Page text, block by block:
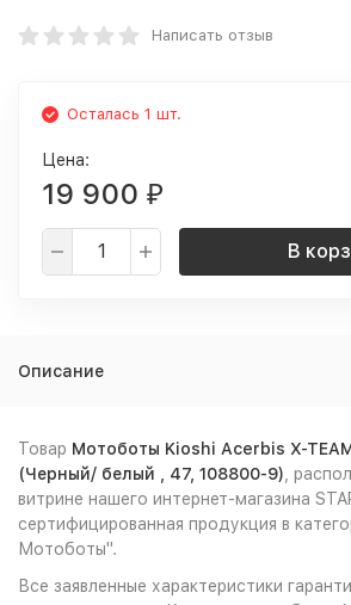
Написать отзыв
Осталась 1 шт.
Цена:
19 900 ₽
В
Описание
Товар Мотоботы Kioshi Acerbis X-
(Черный/ белый , 47, 108800-9) ,
витрине нашего интернет-магазина
сертифицированная продукция в
Мотоботы".
Все заявленные характеристики